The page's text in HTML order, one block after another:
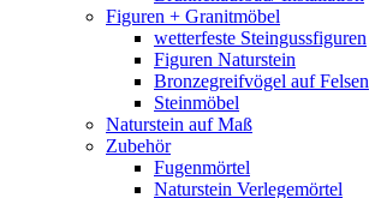
Figuren + Granitmöbel
wetterfeste Steingussfiguren
Figuren Naturstein
Bronzegreifvögel auf Felsen
Steinmöbel
Naturstein auf Maß
Zubehör
Fugenmörtel
Naturstein Verlegemörtel